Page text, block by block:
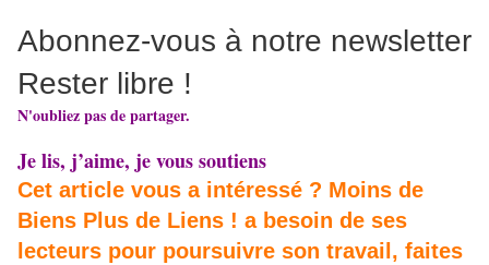
Abonnez-vous à notre newsletter
Rester libre !
N'oubliez pas de partager.
Je lis, j’aime, je vous soutiens
Cet article vous a intéressé ? Moins de
Biens Plus de Liens ! a besoin de ses
lecteurs pour poursuivre son travail, faites